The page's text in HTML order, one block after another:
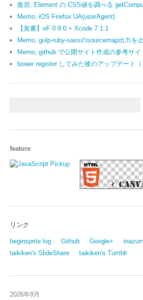
復習, Element の CSS値を調べる
Memo, iOS Firefox UA(userAgent)
【覚書】oF 0.9.0 + Xcode 7.1.1
Memo, gulp-ruby-sassのsourcemap出力を
Memo, github で公開サイト作成の参考サイ
bower register してみた後のアップデート（
feature
リンク
beginsprite log Github Google+
taikiken's SlideShare
taikiken's Tumblr
2026年8月